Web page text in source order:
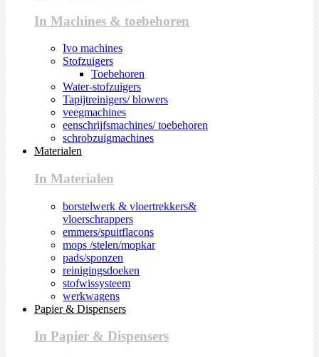
In Machines & toebehoren
Ivo machines
Stofzuigers
Toebehoren
Water-stofzuigers
Tapijtreinigers/ blowers
veegmachines
eenschrijfsmachines/ toebehoren
schrobzuigmachines
Materialen
In Materialen
borstelwerk & vloertrekkers&
vloerschrappers
emmers/spuitflacons
mops /stelen/mopkar
pads/sponzen
reinigingsdoeken
stofwissysteem
werkwagens
Papier & Dispensers
In Papier & Dispensers